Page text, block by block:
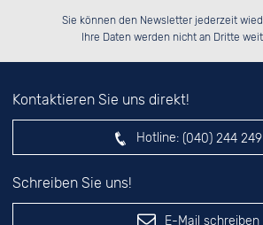
██░░██░░░░████░░░░████░░░░░░██░░
██████░░░░░░██░░░░░░██░░░░████░░
░░░░██░░░░░░██░░░░░░██░░░░░░██░░
Bitte tragen
das
Sie können den Newsletter jederzeit
Ihre Daten werden nicht an Dritte
Kontaktieren Sie uns direkt!
Hotline: (040) 244
Schreiben Sie uns!
E-Mail schreiben